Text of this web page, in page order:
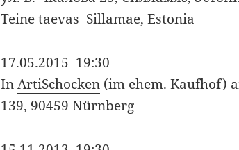
Teine taevas Sillamae, Estonia
17.05.2015 19:30
InArtiSchocken (im ehem. Kaufhof)
139, 90459 Nürnberg